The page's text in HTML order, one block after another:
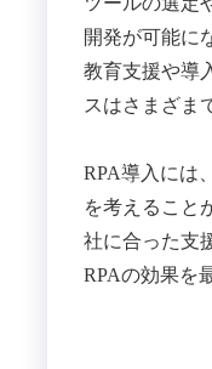
開発が可能に
教育支援や導
スはさまざま
RPA導入には
を考えること
社に合った支
RPAの効果を